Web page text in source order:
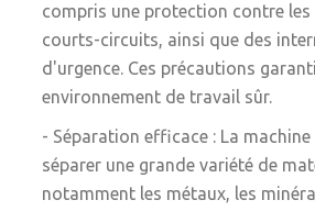
compris une protection contre les
courts-circuits, ainsi que des
d'urgence. Ces précautions
environnement de travail sûr.
- Séparation efficace : La
séparer une grande variété de
notamment les métaux, les